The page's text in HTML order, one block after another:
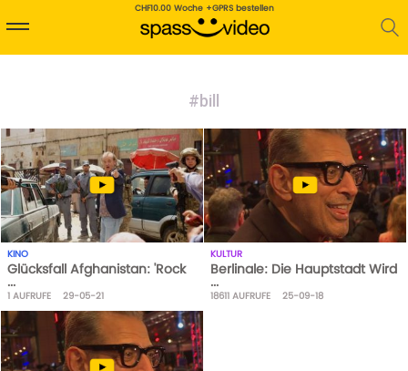
CHF10.00 Woche +GPRS bestellen
#bill
KINO
Glücksfall Afghanistan: 'Rock
...
1AUFRUFE 29-05-21
KULTUR
Berlinale: Die Hauptstadt Wird
...
18611 AUFRUFE 25-09-18